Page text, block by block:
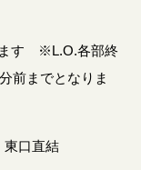
す ※L.O.各部終
前までとなりま
東口直結